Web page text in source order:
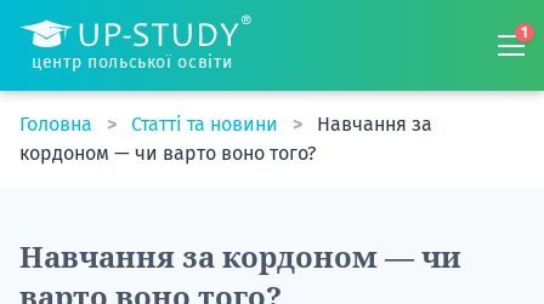
центр польської освіти
1
Головна Статті та новини
Навчання за
кордоном — чи варто воно того?
Навчання за кордоном — чи